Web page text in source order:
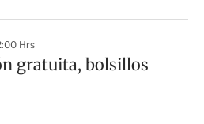
Hrs
gratuita, bolsillos